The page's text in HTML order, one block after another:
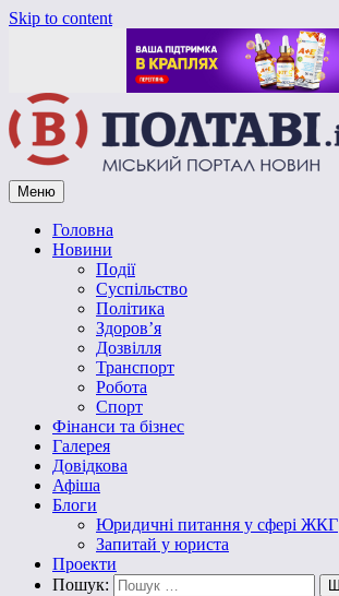
Skip to content
Vpoltave.info
Полтавський портал новин
Меню
Головна
Новини
Події
Суспільство
Політика
Здоров’я
Дозвілля
Транспорт
Робота
Спорт
Фінанси та бізнес
Галерея
Довідкова
Афіша
Блоги
Юридичні питання у сфері ЖКГ
Запитай у юриста
Проекти
Пошук: